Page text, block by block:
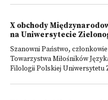
X obchody
na Uniwersytecie
Szanowni Państwo,
Towarzystwa Miłośników
Filologii Polskiej Uniwersytetu